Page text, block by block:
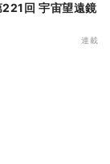
221回 宇宙望遠鏡
連載